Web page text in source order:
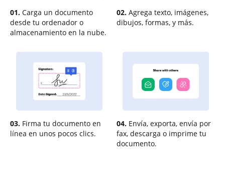
01. Carga un documento
desde tu ordenador o
almacenamiento en la nube.
02. Agrega texto, imágenes,
dibujos, formas, y más.
03. Firma tu documento en
línea en unos pocos clics.
04. Envía, exporta, envía por
fax, descarga o imprime tu
documento.